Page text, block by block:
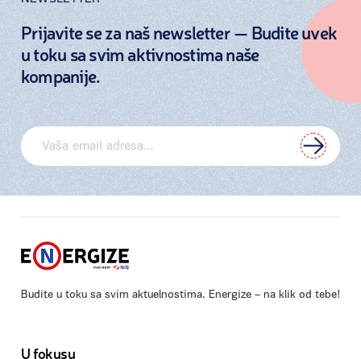
Prijavite se za naš newsletter — Budite uvek
u toku sa svim aktivnostima naše
kompanije.
Budite u toku sa svim aktuelnostima. Energize – na klik od tebe!
U fokusu